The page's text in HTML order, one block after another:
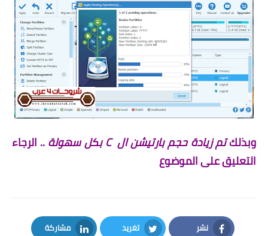
وبذلكتم زيادة حجم بارتيشن ال Cبكل سهولة.. الرجاء
التعليق على الموضوع
نشر تغريد مشاركة